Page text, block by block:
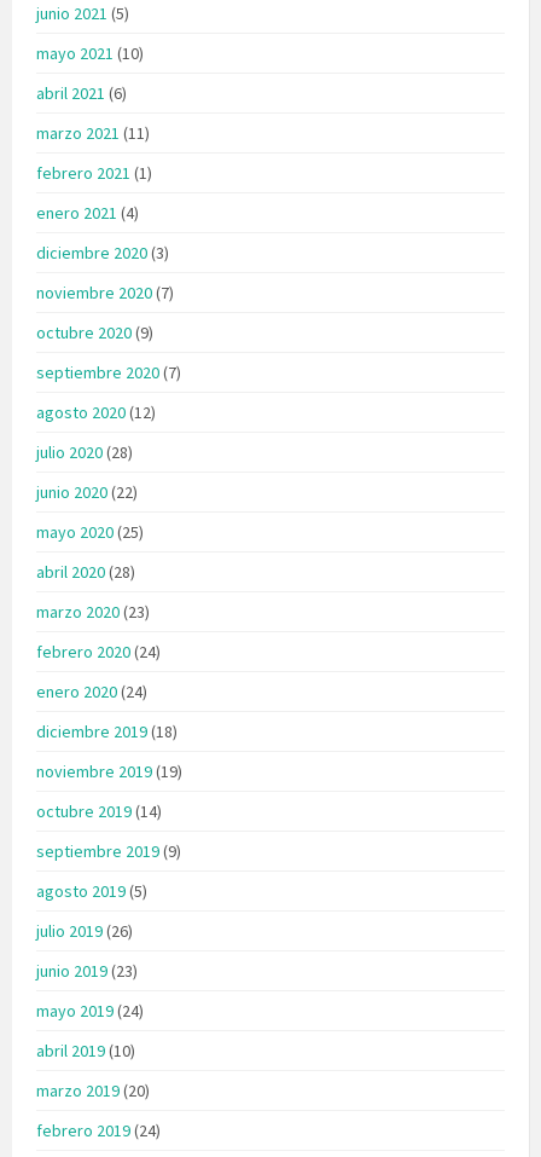
junio 2021 (5)
mayo 2021 (10)
abril 2021 (6)
marzo 2021 (11)
febrero 2021 (1)
enero 2021 (4)
diciembre 2020(3)
noviembre 2020(7)
octubre 2020(9)
septiembre 2020(7)
agosto 2020(12)
julio 2020(28)
junio 2020(22)
mayo 2020(25)
abril 2020(28)
marzo 2020(23)
febrero 2020(24)
enero 2020(24)
diciembre 2019(18)
noviembre 2019(19)
octubre 2019(14)
septiembre 2019(9)
agosto 2019(5)
julio 2019(26)
junio 2019(23)
mayo 2019(24)
abril 2019(10)
marzo 2019(20)
febrero 2019(24)